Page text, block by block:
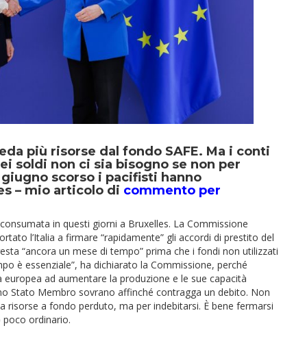
più risorse dal fondo SAFE. Ma i conti
soldi non ci sia bisogno se non per
scorso i pacifisti hanno
– mio articolo di commento per
in questi giorni a Bruxelles. La Commissione
l’Italia a firmare “rapidamente” gli accordi di prestito del
“ancora un mese di tempo” prima che i fondi non utilizzati
è essenziale”, ha dichiarato la Commissione, perché
ad aumentare la produzione e le sue capacità
Stato Membro sovrano affinché contragga un debito. Non
risorse a fondo perduto, ma per indebitarsi. È bene fermarsi
ordinario.